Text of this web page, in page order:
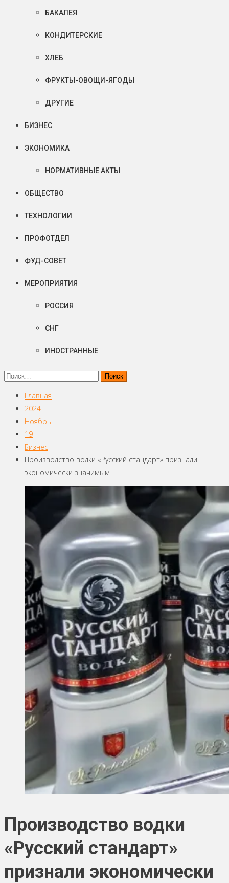
БАКАЛЕЯ
КОНДИТЕРСКИЕ
ХЛЕБ
ФРУКТЫ-ОВОЩИ-ЯГОДЫ
ДРУГИЕ
БИЗНЕС
ЭКОНОМИКА
НОРМАТИВНЫЕ АКТЫ
ОБЩЕСТВО
ТЕХНОЛОГИИ
ПРОФОТДЕЛ
ФУД-СОВЕТ
МЕРОПРИЯТИЯ
РОССИЯ
СНГ
ИНОСТРАННЫЕ
Найти:
Главная
2024
Ноябрь
19
Бизнес
Производство водки «Русский стандарт» признали
экономически значимым
Производство водки
«Русский стандарт»
признали экономически